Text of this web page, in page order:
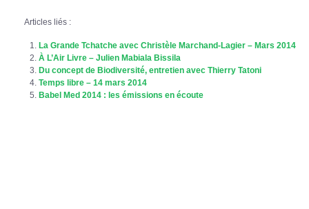
Articles liés :
La Grande Tchatche avec Christèle Marchand-Lagier – Mars 2014
À L’Air Livre – Julien Mabiala Bissila
Du concept de Biodiversité, entretien avec Thierry Tatoni
Temps libre – 14 mars 2014
Babel Med 2014 : les émissions en écoute